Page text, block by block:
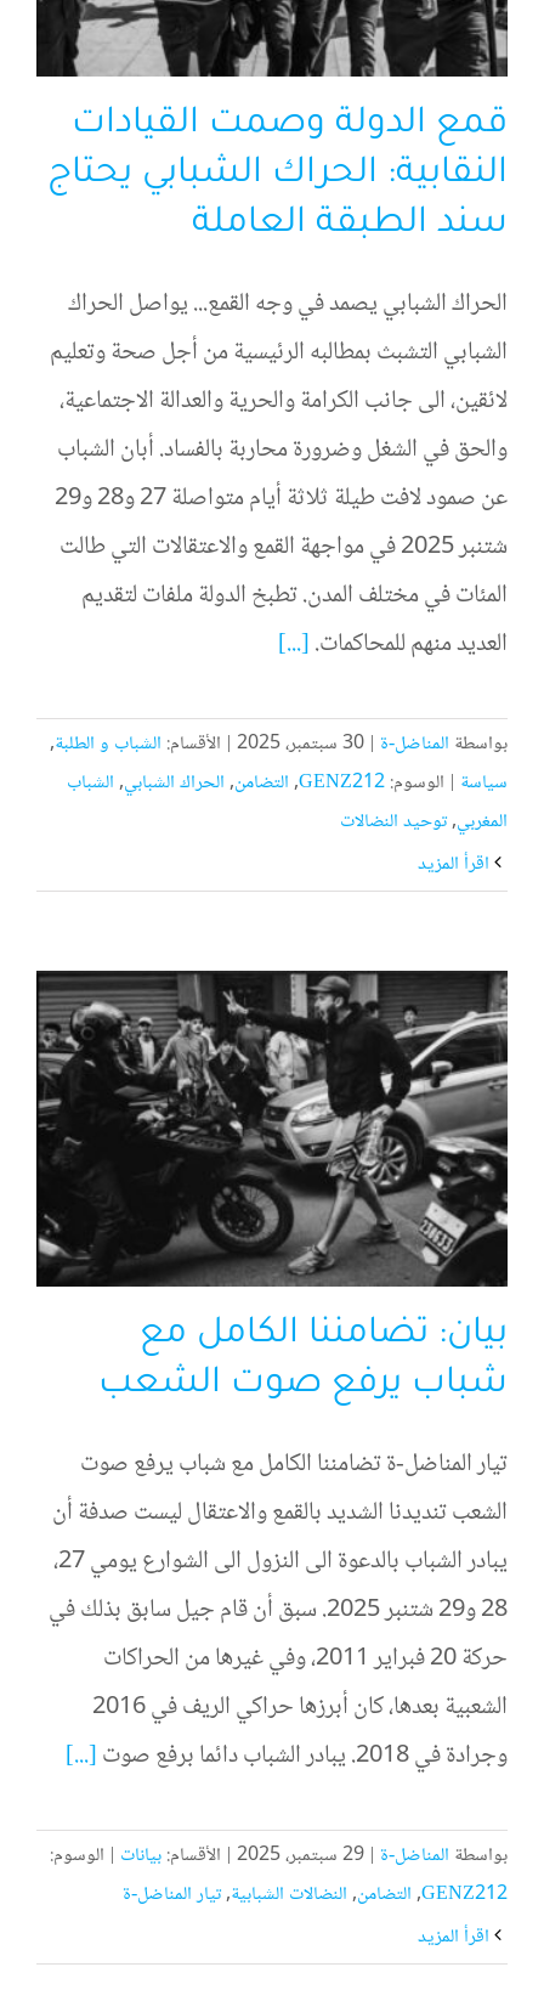
قمع الدولة وصمت القيادات
النقابية: الحراك الشبابي يحتاج
سند الطبقة العاملة
الحراك الشبابي يصمد في وجه القمع... يواصل الحراك
الشبابي التشبث بمطالبه الرئيسية من أجل صحة وتعليم
لائقين، الى جانب الكرامة والحرية والعدالة الاجتماعية،
والحق في الشغل وضرورة محاربة بالفساد. أبان الشباب
عن صمود لافت طيلة ثلاثة أيام متواصلة 27 و28 و29
شتنبر 2025 في مواجهة القمع والاعتقالات التي طالت
المئات في مختلف المدن. تطبخ الدولة ملفات لتقديم
العديد منهم للمحاكمات.[...]
بواسطة المناضل-ة | 30 سبتمبر، 2025 | الأقسام: الشباب و الطلبة,
سياسة | الوسوم:GENZ212
,التضامن,الحراك الشبابي,الشباب
المغربي,توحيد النضالات
بيان: تضامننا الكامل مع
شباب يرفع صوت الشعب
تيار المناضل-ة تضامننا الكامل مع شباب يرفع صوت
الشعب تنديدنا الشديد بالقمع والاعتقال ليست صدفة أن
يبادر الشباب بالدعوة الى النزول الى الشوارع يومي 27،
28 و29 شتنبر 2025. سبق أن قام جيل سابق بذلك في
حركة 20 فبراير 2011، وفي غيرها من الحراكات
الشعبية بعدها، كان أبرزها حراكي الريف في 2016
وجرادة في 2018. يبادر الشباب دائما برفع صوت
[...]
بواسطة المناضل-ة | 29 سبتمبر، 2025 | الأقسام:بيانات | الوسوم:
GENZ212
,التضامن,النضالات الشبابية,تيار المناضل-ة